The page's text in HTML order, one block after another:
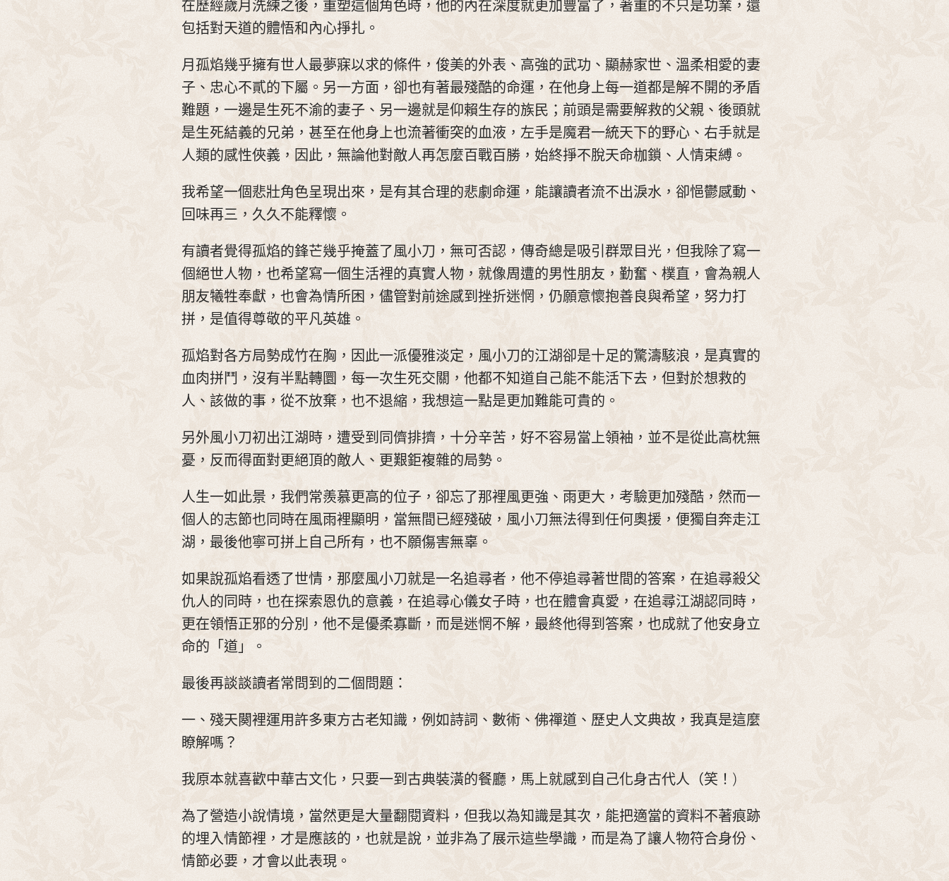
在歷經歲月洗練之後，重塑這個角色時，他的內在深度就更加豐富了，著重的不只是功業，還
包括對天道的體悟和內心掙扎。
月孤焰幾乎擁有世人最夢寐以求的條件，俊美的外表、高強的武功、顯赫家世、溫柔相愛的妻
子、忠心不貳的下屬。另一方面，卻也有著最殘酷的命運，在他身上每一道都是解不開的矛盾
難題，一邊是生死不渝的妻子、另一邊就是仰賴生存的族民；前頭是需要解救的父親、後頭就
是生死結義的兄弟，甚至在他身上也流著衝突的血液，左手是魔君一統天下的野心、右手就是
人類的感性俠義，因此，無論他對敵人再怎麼百戰百勝，始終掙不脫天命枷鎖、人情束縛。
我希望一個悲壯角色呈現出來，是有其合理的悲劇命運，能讓讀者流不出淚水，卻悒鬱感動、
回味再三，久久不能釋懷。
有讀者覺得孤焰的鋒芒幾乎掩蓋了風小刀，無可否認，傳奇總是吸引群眾目光，但我除了寫一
個絕世人物，也希望寫一個生活裡的真實人物，就像周遭的男性朋友，勤奮、樸直，會為親人
朋友犧牲奉獻，也會為情所困，儘管對前途感到挫折迷惘，仍願意懷抱善良與希望，努力打
拼，是值得尊敬的平凡英雄。
孤焰對各方局勢成竹在胸，因此一派優雅淡定，風小刀的江湖卻是十足的驚濤駭浪，是真實的
血肉拼鬥，沒有半點轉圜，每一次生死交關，他都不知道自己能不能活下去，但對於想救的
人、該做的事，從不放棄，也不退縮，我想這一點是更加難能可貴的。
另外風小刀初出江湖時，遭受到同儕排擠，十分辛苦，好不容易當上領袖，並不是從此高枕無
憂，反而得面對更絕頂的敵人、更艱鉅複雜的局勢。
人生一如此景，我們常羨慕更高的位子，卻忘了那裡風更強、雨更大，考驗更加殘酷，然而一
個人的志節也同時在風雨裡顯明，當無間已經殘破，風小刀無法得到任何奧援，便獨自奔走江
湖，最後他寧可拼上自己所有，也不願傷害無辜。
如果說孤焰看透了世情，那麼風小刀就是一名追尋者，他不停追尋著世間的答案，在追尋殺父
仇人的同時，也在探索恩仇的意義，在追尋心儀女子時，也在體會真愛，在追尋江湖認同時，
更在領悟正邪的分別，他不是優柔寡斷，而是迷惘不解，最終他得到答案，也成就了他安身立
命的「道」。
最後再談談讀者常問到的二個問題：
一、殘天闋裡運用許多東方古老知識，例如詩詞、數術、佛禪道、歷史人文典故，我真是這麼
瞭解嗎？
我原本就喜歡中華古文化，只要一到古典裝潢的餐廳，馬上就感到自己化身古代人（笑！)
為了營造小說情境，當然更是大量翻閱資料，但我以為知識是其次，能把適當的資料不著痕跡
的埋入情節裡，才是應該的，也就是說，並非為了展示這些學識，而是為了讓人物符合身份、
情節必要，才會以此表現。